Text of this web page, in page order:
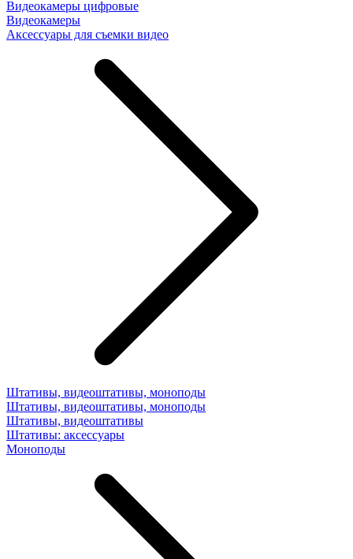
Видеокамеры цифровые
Видеокамеры
Аксессуары для съемки видео
Штативы, видеоштативы, моноподы
Штативы, видеоштативы, моноподы
Штативы, видеоштативы
Штативы: аксессуары
Моноподы